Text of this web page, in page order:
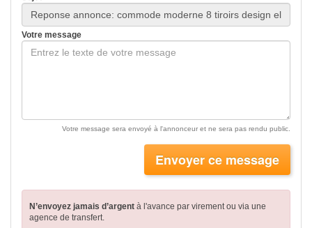
Votre message
Votre message sera envoyé à l'annonceur et ne sera pas rendu public.
Envoyer ce message
N’envoyez jamais d’argent à l'avance par virementou via une
agence de transfert.